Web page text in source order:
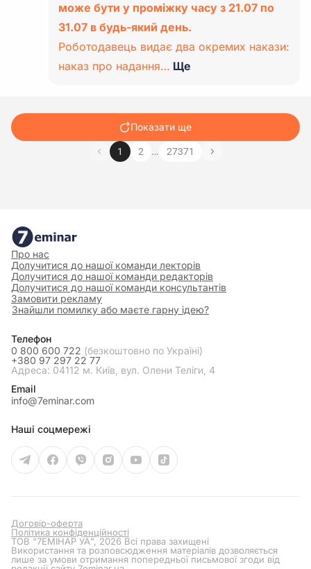
може бути у проміжку часу з 21.07 по
31.07 в будь-який день.
Роботодавець видає два окремих накази:
наказ про надання… Ще
Показати ще
1 2 … 27371
Про нас
Долучитися до нашої команди лекторів
Долучитися до нашої команди редакторів
Долучитися до нашої команди консультантів
Замовити рекламу
Знайшли помилку або маєте гарну ідею?
Телефон
0 800 600 722 (безкоштовно по Україні)
+380 97 297 22 77
Адреса: 04112 м. Київ, вул. Олени Теліги, 4
Email
info@7eminar.com
Наші соцмережі
Договір-оферта
Політика конфіденційності
ТОВ "7ЕМІНАР УА", 2026 Всі права захищені
Використання та розповсюдження матеріалів дозволяється
лише за умови отримання попередньої письмової згоди від